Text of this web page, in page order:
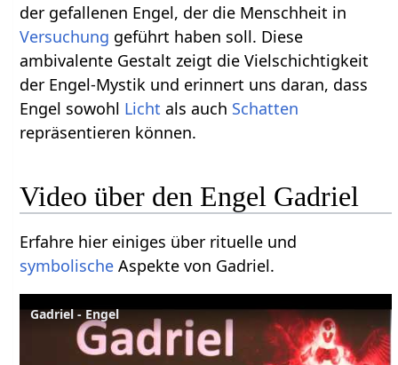
der gefallenen Engel, der die Menschheit in
Versuchung geführt haben soll. Diese
ambivalente Gestalt zeigt die Vielschichtigkeit
der Engel-Mystik und erinnert uns daran, dass
Engel sowohl Licht als auch Schatten
repräsentieren können.
Video über den Engel Gadriel
Erfahre hier einiges über rituelle und
symbolische Aspekte von Gadriel.
Gadriel - Engel